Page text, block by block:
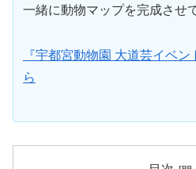
一緒に動物マップを完成させ
『宇都宮動物園 大道芸イベ
ら